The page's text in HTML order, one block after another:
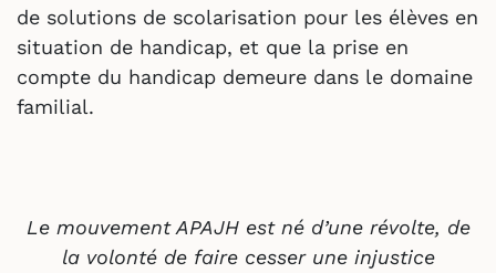
de solutions de scolarisation pour les élèves en
situation de handicap, et que la prise en
compte du handicap demeure dans le domaine
familial.
Le mouvement APAJH est né d’une révolte, de
la volonté de faire cesser une injustice